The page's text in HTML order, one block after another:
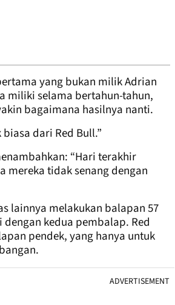
yang bukan milik Adrian
miliki selama bertahun-tahun,
bagaimana hasilnya nanti.
dari Red Bull.”
“Hari terakhir
mereka tidak senang dengan
lainnya melakukan balapan 57
kedua pembalap. Red
pendek, yang hanya untuk
ADVERTISEMENT